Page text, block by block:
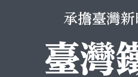
承擔臺灣
臺灣